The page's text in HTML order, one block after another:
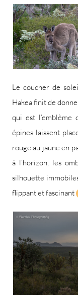
Le coucher de
Hakea finit de
qui est l’emblème
épines laissent
rouge au jaune en
à l’horizon, les
silhouette
flippant et fascinant